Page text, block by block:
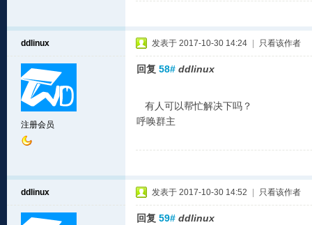
ddlinux
注册会员
发表于 2017-10-30 14:24 只看该作者
回复 58# ddlinux
有人可以帮忙解决下吗？
呼唤群主
ddlinux 发表于 2017-10-30 14:52 只看该作者
回复 59# ddlinux